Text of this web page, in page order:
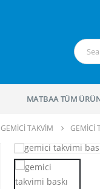
MATBAA TÜM
GEMICI TAKVIM GEMICI